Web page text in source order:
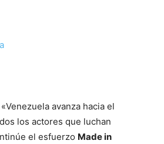
avanza hacia el
los actores que luchan
el esfuerzo Made in